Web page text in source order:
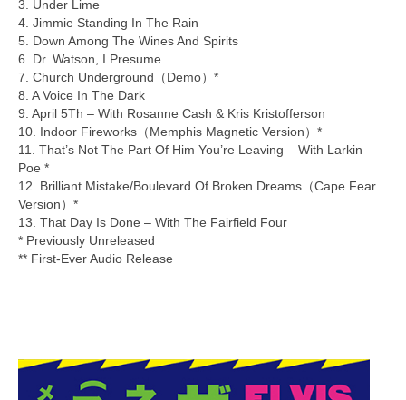
3. Under Lime
4. Jimmie Standing In The Rain
5. Down Among The Wines And Spirits
6. Dr. Watson, I Presume
7. Church Underground（Demo）*
8. A Voice In The Dark
9. April 5Th – With Rosanne Cash & Kris Kristofferson
10. Indoor Fireworks（Memphis Magnetic Version）*
11. That’s Not The Part Of Him You’re Leaving – With Larkin
Poe *
12. Brilliant Mistake/Boulevard Of Broken Dreams（Cape Fear
Version）*
13. That Day Is Done – With The Fairfield Four
* Previously Unreleased
** First-Ever Audio Release